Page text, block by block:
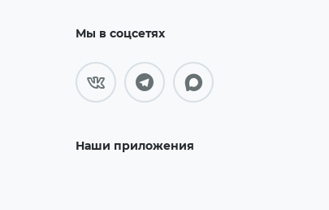
Мы в соцсетях
Наши приложения